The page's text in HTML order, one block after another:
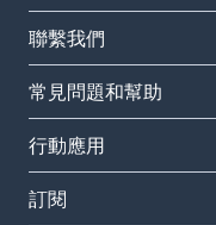
聯繫我們
常見問題和幫助
行動應用
訂閱